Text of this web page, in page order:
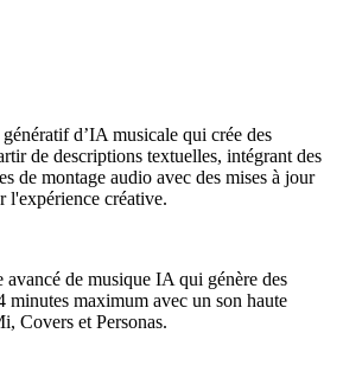
d’IA musicale qui crée des
de descriptions textuelles, intégrant des
de montage audio avec des mises à jour
l'expérience créative.
de musique IA qui génère des
minutes maximum avec un son haute
Covers et Personas.